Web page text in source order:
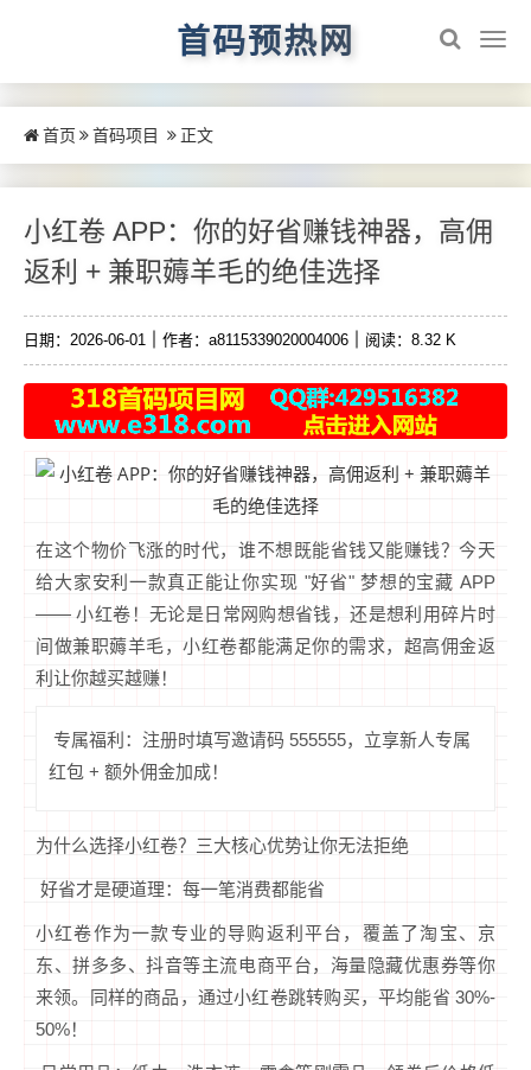
首码预热网
首页 首码项目 正文
小红卷 APP：你的好省赚钱神器，高佣
返利 + 兼职薅羊毛的绝佳选择
日期：2026-06-01 作者：a8115339020004006 阅读：8.32 K
在这个物价飞涨的时代，谁不想既能省钱又能赚钱？今天
给大家安利一款真正能让你实现 "好省" 梦想的宝藏 APP
—— 小红卷！无论是日常网购想省钱，还是想利用碎片时
间做兼职薅羊毛，小红卷都能满足你的需求，超高佣金返
利让你越买越赚！
专属福利：注册时填写邀请码 555555，立享新人专属
红包 + 额外佣金加成！
为什么选择小红卷？三大核心优势让你无法拒绝
好省才是硬道理：每一笔消费都能省
小红卷作为一款专业的导购返利平台，覆盖了淘宝、京
东、拼多多、抖音等主流电商平台，海量隐藏优惠券等你
来领。同样的商品，通过小红卷跳转购买，平均能省 30%-
50%！